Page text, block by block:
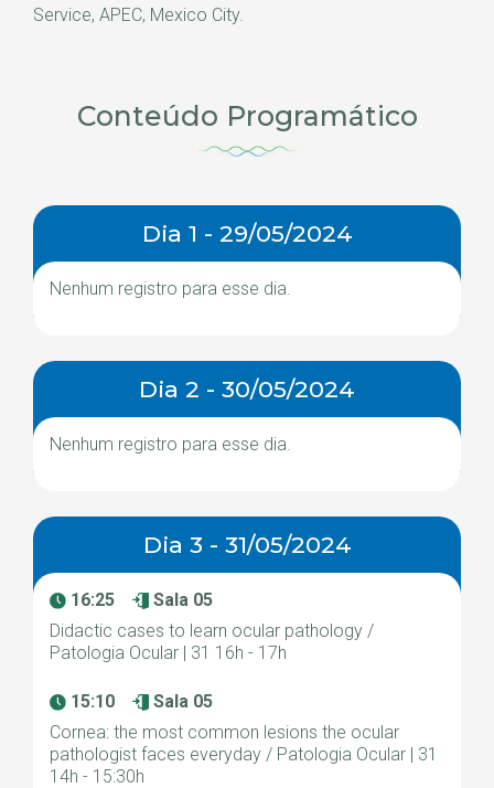
Service, APEC, Mexico City.
Conteúdo Programático
Dia 1 - 29/05/2024
Nenhum registro para esse dia.
Dia 2 - 30/05/2024
Nenhum registro para esse dia.
Dia 3 - 31/05/2024
16:25
Sala 05
Didactic cases to learn ocular pathology /
Patologia Ocular | 31 16h - 17h
15:10
Sala 05
Cornea: the most common lesions the ocular
pathologist faces everyday / Patologia Ocular | 31
14h - 15:30h